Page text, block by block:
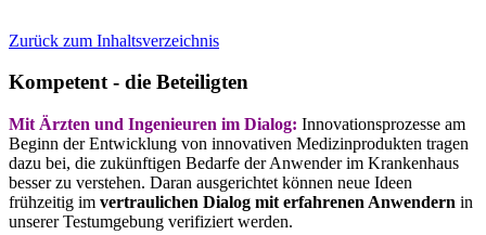
Zurück zum Inhaltsverzeichnis
Kompetent - die Beteiligten
Mit Ärzten und Ingenieuren im Dialog: Innovationsprozesse am
Beginn der Entwicklung von innovativen Medizinprodukten tragen
dazu bei, die zukünftigen Bedarfe der Anwender im Krankenhaus
besser zu verstehen. Daran ausgerichtet können neue Ideen
frühzeitig im vertraulichen Dialog mit erfahrenen Anwendern in
unserer Testumgebung verifiziert werden.